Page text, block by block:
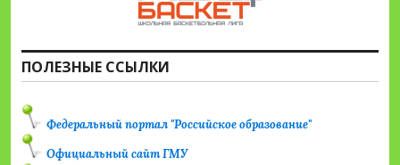
ПОЛЕЗНЫЕ ССЫЛКИ
Федеральный портал "Российское образование"
Официальный сайт ГМУ